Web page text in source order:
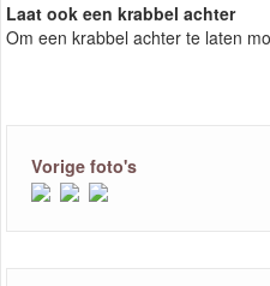
Laat ook een krabbel achter
Om een krabbel achter te laten
Vorige foto's